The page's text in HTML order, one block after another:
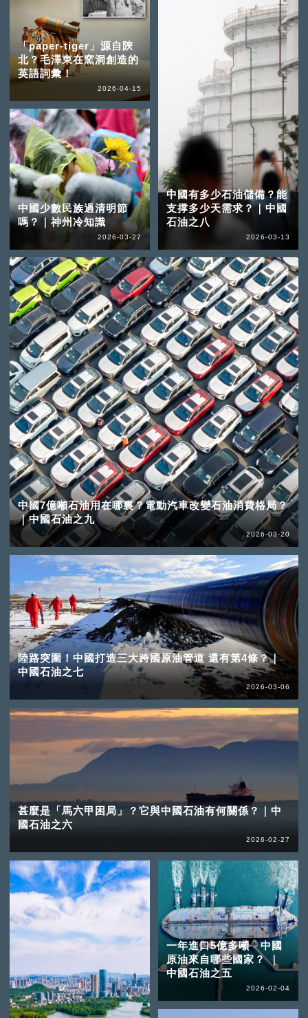
「paper-tiger」源自陝
北？毛澤東在窯洞創造的
英語詞彙！
2026-04-15
中國少數民族過清明節
嗎？｜神州冷知識
2026-03-27
中國7億噸石油用在哪裏？電動汽車改變石油消費格局？
｜中國石油之九
2026-03-20
中國有多少石油儲備？能
支撑多少天需求？｜中國
石油之八
2026-03-13
陸路突圍！中國打造三大跨國原油管道 還有第4條？｜
中國石油之七
2026-03-06
甚麼是「馬六甲困局」？它與中國石油有何關係？｜中
國石油之六
2026-02-27
一年進口5億多噸 中國
原油來自哪些國家？ ｜
中國石油之五
2026-02-04